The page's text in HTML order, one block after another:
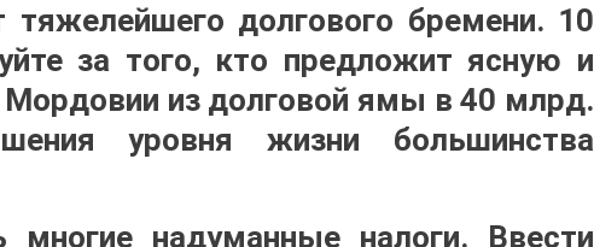
долгового бремени. 10
за того, кто предложит ясную и
из долговой ямы в 40 млрд.
уровня жизни большинства
многие надуманные налоги. Ввести